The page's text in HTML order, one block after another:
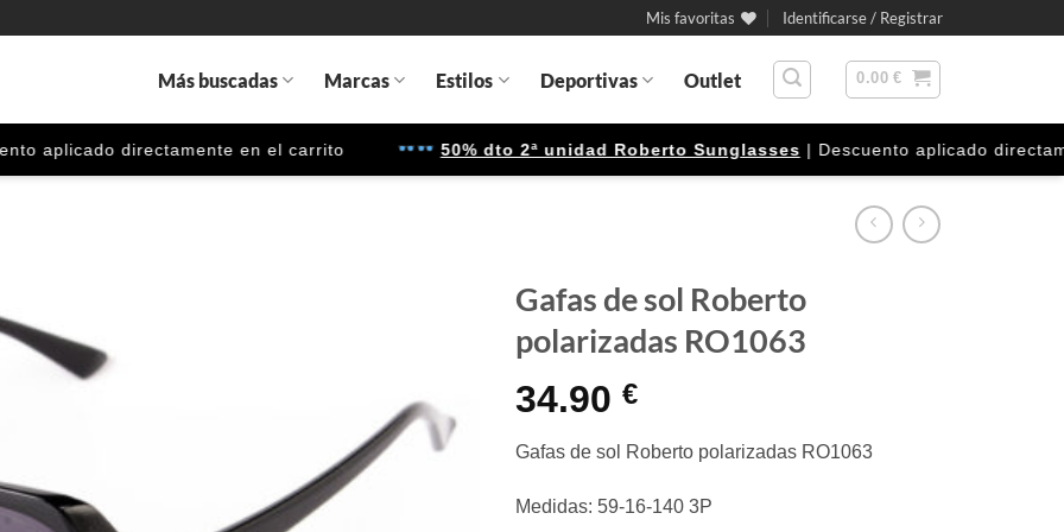
Mis favoritas Identificarse / Registrar
Más buscadas Marcas Estilos Deportivas Outlet 0.00€
aplicado directamente en el carrito 50% dto 2ª unidad Roberto Sunglasses | Descuento aplicado
quiero
Gafas de sol Roberto
polarizadas RO1063
34.90 €
Gafas de sol Roberto polarizadas RO1063
Medidas: 59-16-140 3P